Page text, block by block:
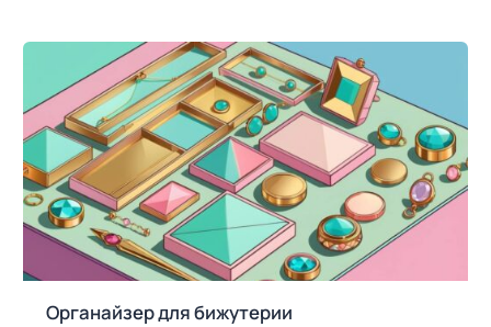
Органайзер для бижутерии